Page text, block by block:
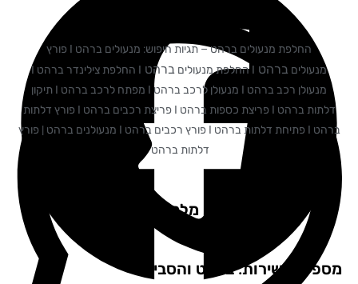
החלפת מנעולים ברהט – תגיות חיפוש: מנעולים ברהט I פורץ
מנעוליםברהטI החלפת מנעולים ברהט
I החלפת צילינדר ברהט I
מנעולן רכב ברהט I מנעולן לרכב ברהט I מפתח לרכב ברהט I תיקון
דלתות ברהט I פריצת כספות ברהט I פריצת רכבים ברהט I פורץ דלתות
ברהט I פתיחת דלתות ברהט I פורץ רכבים ברהט I מנעולנים ברהט | פורץ
דלתות ברהט
המלצות מלקוחות שלנו
שירות: ברהט והסביבה